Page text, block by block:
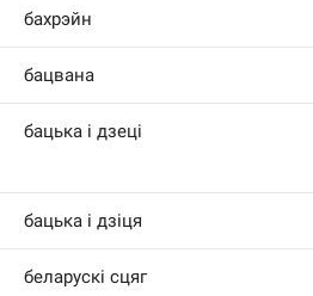
бахрэйн
бацвана
бацька і дзеці
бацька і дзіця
беларускі сцяг